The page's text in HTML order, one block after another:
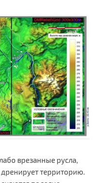
врезанные русла,
территорию.